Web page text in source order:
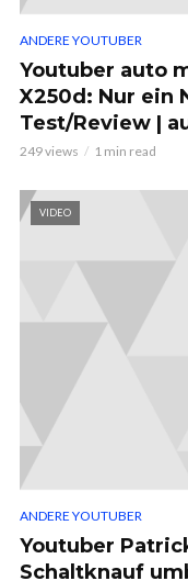
ANDERE YOUTUBER
Youtuber auto
X250d: Nur ein
Test/Review |
249 views 1 min read
VIDEO
ANDERE YOUTUBER
Youtuber
Schaltknauf